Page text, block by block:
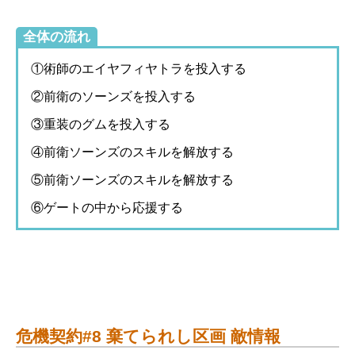
全体の流れ
①術師のエイヤフィヤトラを投入する
②前衛のソーンズを投入する
③重装のグムを投入する
④前衛ソーンズのスキルを解放する
⑤前衛ソーンズのスキルを解放する
⑥ゲートの中から応援する
危機契約#8 棄てられし区画 敵情報